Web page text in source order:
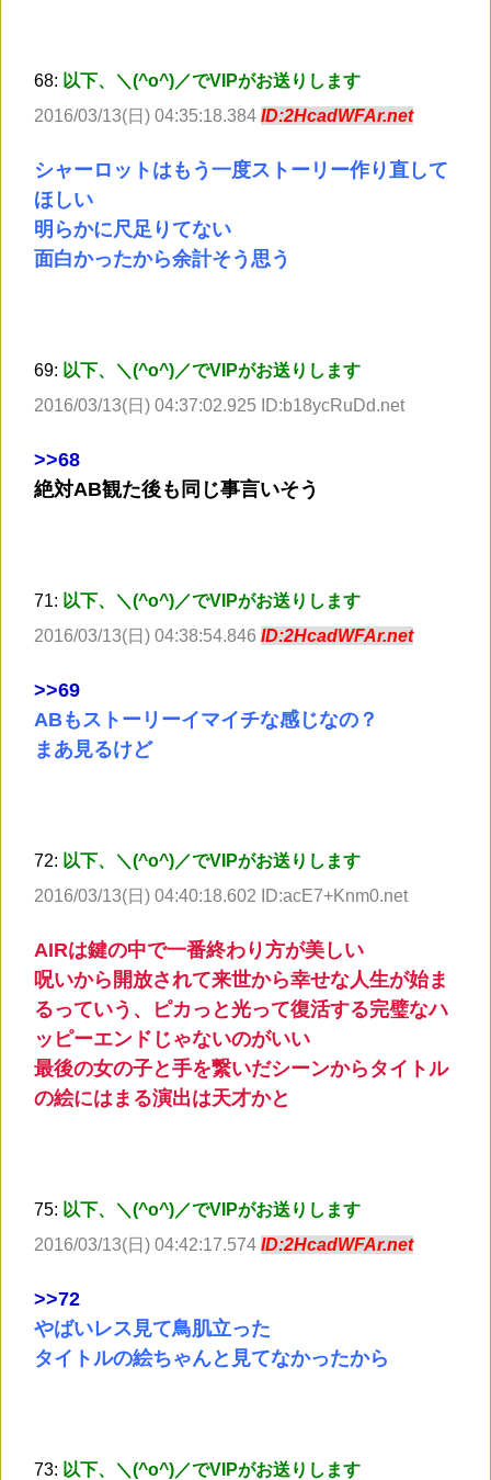
68: 以下、＼(^o^)／でVIPがお送りします
2016/03/13(日) 04:35:18.384 ID:2HcadWFAr.net
シャーロットはもう一度ストーリー作り直して
ほしい
明らかに尺足りてない
面白かったから余計そう思う
69: 以下、＼(^o^)／でVIPがお送りします
2016/03/13(日) 04:37:02.925 ID:b18ycRuDd.net
>>68
絶対AB観た後も同じ事言いそう
71: 以下、＼(^o^)／でVIPがお送りします
2016/03/13(日) 04:38:54.846 ID:2HcadWFAr.net
>>69
ABもストーリーイマイチな感じなの？
まあ見るけど
72: 以下、＼(^o^)／でVIPがお送りします
2016/03/13(日) 04:40:18.602 ID:acE7+Knm0.net
AIRは鍵の中で一番終わり方が美しい
呪いから開放されて来世から幸せな人生が始ま
るっていう、ピカっと光って復活する完璧なハ
ッピーエンドじゃないのがいい
最後の女の子と手を繋いだシーンからタイトル
の絵にはまる演出は天才かと
75: 以下、＼(^o^)／でVIPがお送りします
2016/03/13(日) 04:42:17.574 ID:2HcadWFAr.net
>>72
やばいレス見て鳥肌立った
タイトルの絵ちゃんと見てなかったから
73: 以下、＼(^o^)／でVIPがお送りします